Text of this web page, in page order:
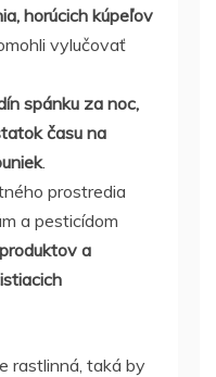
horúcich kúpeľov
vylučovať
spánku za noc,
času na
.
prostredia
a pesticídom
a
rastlinná, taká by